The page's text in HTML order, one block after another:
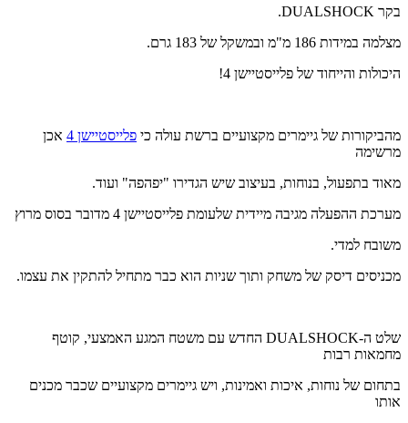
בקר DUALSHOCK.
מצלמה במידות 186 מ"מ ובמשקל של 183 גרם.
היכולות והייחוד של פלייסטיישן 4!
מהביקורות של גיימרים מקצועיים ברשת עולה כי פלייסטיישן 4
אכן
מרשימה
מאוד בתפעול, בנוחות, בעיצוב שיש הגדירו "יפהפה" ועוד.
מערכת ההפעלה מגיבה מיידית שלעומת פלייסטיישן 4 מדובר בסוס מרוץ
משובח למדי.
מכניסים דיסק של משחק ותוך שניות הוא כבר מתחיל להתקין את עצמו.
שלט ה-DUALSHOCK החדש עם משטח המגע האמצעי, קוטף
מחמאות רבות
בתחום של נוחות, איכות ואמינות, ויש גיימרים מקצועיים שכבר מכנים
אותו